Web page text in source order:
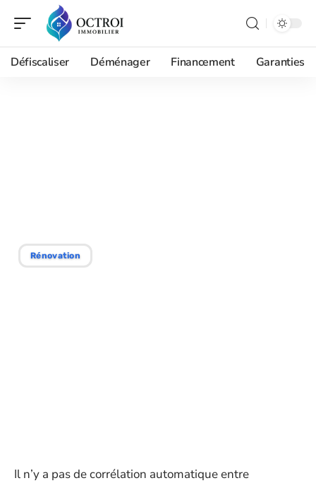
Défiscaliser Déménager Financement Garanties
Rénovation
Il n’y a pas de corrélation automatique entre